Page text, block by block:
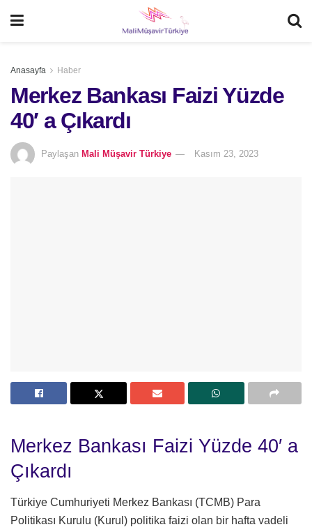
Anasayfa Haber
Merkez Bankası Faizi Yüzde
40′ a Çıkardı
Paylaşan Mali Müşavir Türkiye Kasım 23, 2023
Merkez Bankası Faizi Yüzde 40′ a
Çıkardı
Türkiye Cumhuriyeti Merkez Bankası (TCMB) Para
Politikası Kurulu (Kurul) politika faizi olan bir hafta vadeli